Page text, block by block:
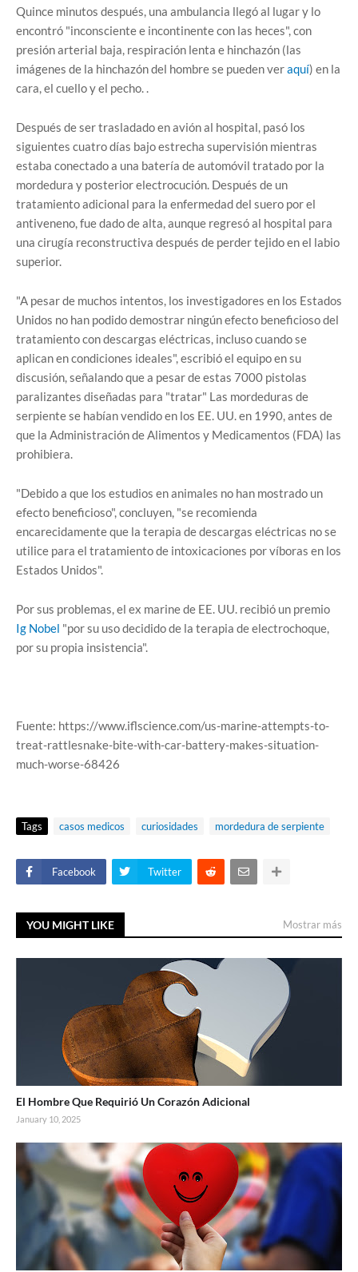
Quince minutos después, una ambulancia llegó al lugar y lo
encontró "inconsciente e incontinente con las heces", con
presión arterial baja, respiración lenta e hinchazón (las
imágenes de la hinchazón del hombre se pueden veraquí) en la
cara, el cuello y el pecho. .
Después de ser trasladado en avión al hospital, pasó los
siguientes cuatro días bajo estrecha supervisión mientras
estaba conectado a una batería de automóvil tratado por la
mordedura y posterior electrocución. Después de un
tratamiento adicional para la enfermedad del suero por el
antiveneno, fue dado de alta, aunque regresó al hospital para
una cirugía reconstructiva después de perder tejido en el labio
superior.
"A pesar de muchos intentos, los investigadores en los Estados
Unidos no han podido demostrar ningún efecto beneficioso del
tratamiento con descargas eléctricas, incluso cuando se
aplican en condiciones ideales", escribió el equipo en su
discusión, señalando que a pesar de estas 7000 pistolas
paralizantes diseñadas para "tratar" Las mordeduras de
serpiente se habían vendido en los EE. UU. en 1990, antes de
que la Administración de Alimentos y Medicamentos (FDA) las
prohibiera.
"Debido a que los estudios en animales no han mostrado un
efecto beneficioso", concluyen, "se recomienda
encarecidamente que la terapia de descargas eléctricas no se
utilice para el tratamiento de intoxicaciones por víboras en los
Estados Unidos".
Por sus problemas, el ex marine de EE. UU. recibió un premio
Ig Nobel "por su uso decidido de la terapia de electrochoque,
por su propia insistencia".
Fuente: https://www.iflscience.com/us-marine-attempts-to-
treat-rattlesnake-bite-with-car-battery-makes-situation-
much-worse-68426
Tags casos medicos curiosidades mordedura de serpiente
Facebook Twitter
YOU MIGHT LIKE Mostrar más
El Hombre Que Requirió Un Corazón Adicional
January 10, 2025